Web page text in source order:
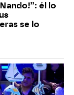
él lo
se lo